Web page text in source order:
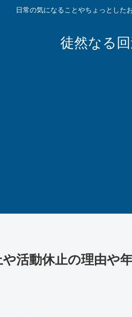
日常の気になることやちょっとした
徒然なる
活動休止の理由や